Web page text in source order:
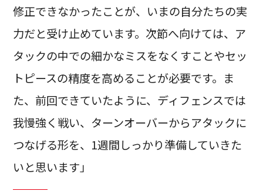
修正できなかったことが、いまの自分たちの実
力だと受け止めています。次節へ向けては、ア
タックの中での細かなミスをなくすことやセッ
トピースの精度を高めることが必要です。ま
た、前回できていたように、ディフェンスでは
我慢強く戦い、ターンオーバーからアタックに
つなげる形を、1週間しっかり準備していきた
いと思います」